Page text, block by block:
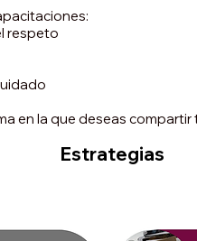
respeto
en la que deseas
Estrategias